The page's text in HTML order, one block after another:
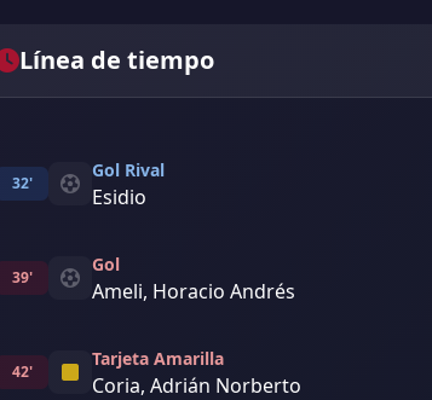
Línea de tiempo
32'
Gol Rival
Esidio
39'
Gol
Ameli, Horacio Andrés
42'
Tarjeta Amarilla
Coria, Adrián Norberto